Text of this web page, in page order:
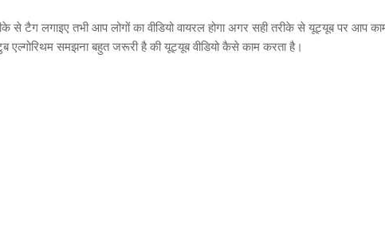
से टैग लगाइए तभी आप लोगों का वीडियो वायरल होगा अगर सही तरीके से यूट्यूब पर आप
एल्गोरिथम समझना बहुत जरूरी है की यूट्यूब वीडियो कैसे काम करता है।